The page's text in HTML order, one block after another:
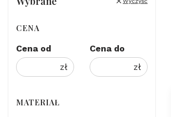
CENA
Cena od
zł
Cena do
zł
MATERIAŁ